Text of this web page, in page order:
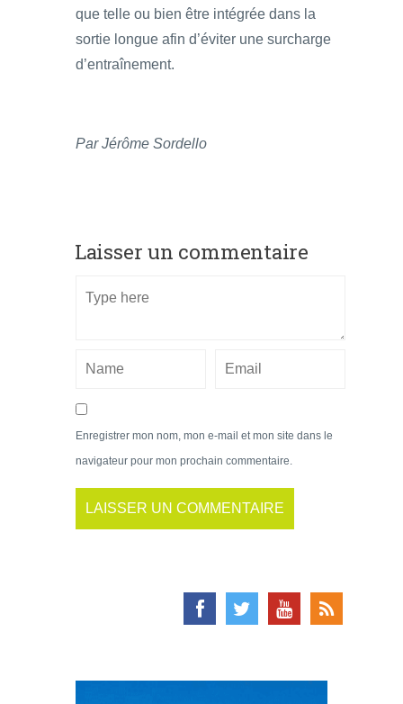
que telle ou bien être intégrée dans la
sortie longue afin d’éviter une surcharge
d’entraînement.
Par Jérôme Sordello
Laisser un commentaire
Enregistrer mon nom, mon e-mail et mon site dans le
navigateur pour mon prochain commentaire.